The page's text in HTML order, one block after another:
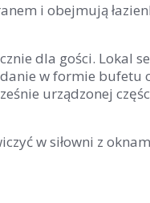
i obejmują
dla gości. Lokal
w formie bufetu
urządzonej
w siłowni z